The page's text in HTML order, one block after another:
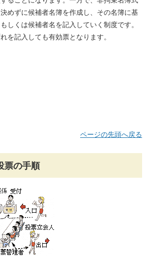
めずに候補者名簿を作成し、その名簿に基
しくは候補者名を記入していく制度です。
を記入しても有効票となります。
ページの先頭へ戻る
票の手順